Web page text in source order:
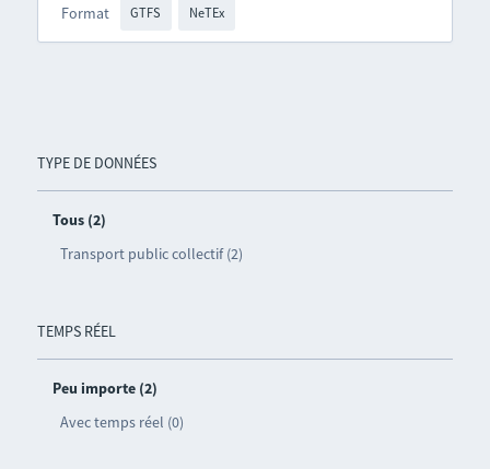
TYPE DE DONNÉES
Tous (2)
Transport public collectif (2)
TEMPS RÉEL
Peu importe (2)
Avec temps réel (0)
Format GTFS NeTEx